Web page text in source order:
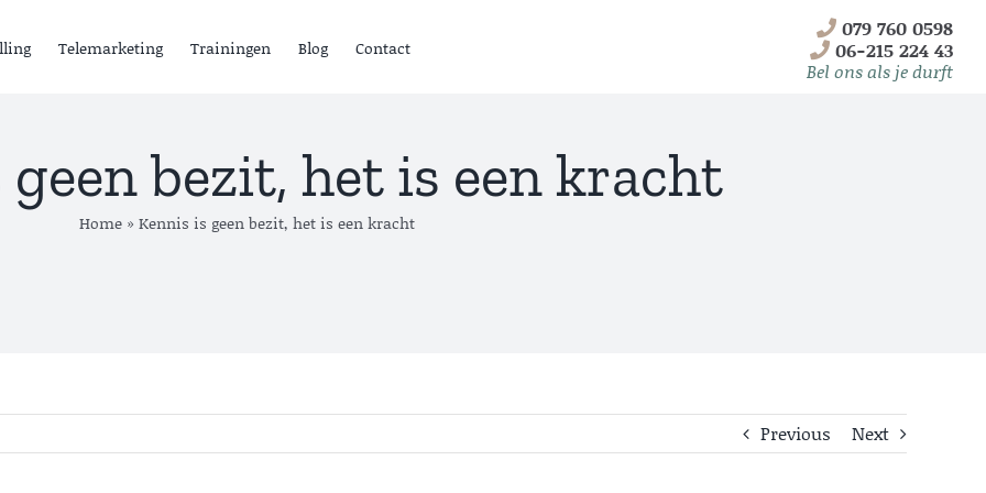
Telemarketing Trainingen Blog Contact
079 760 0598
06-215 224 43
Bel ons als je durft
bezit, het is een kracht
Home» Kennis is geen bezit, het is een kracht
Previous Next
Generation B2B
Lees meer
Lees meer